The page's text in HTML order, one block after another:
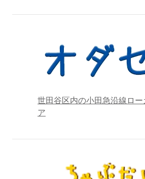
世田谷区内の小田急沿線ロー
ア